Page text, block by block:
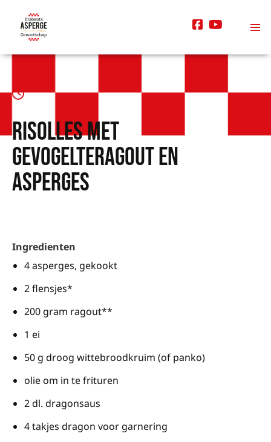
Risolles met
gevogelteragout en
asperges
Ingredienten
4 asperges, gekookt
2 flensjes*
200 gram ragout**
1 ei
50 g droog wittebroodkruim (of panko)
olie om in te frituren
2 dl. dragonsaus
4 takjes dragon voor garnering